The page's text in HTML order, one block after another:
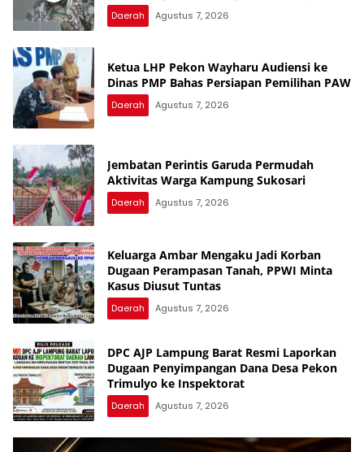
Daerah Agustus 7, 2026
Ketua LHP Pekon Wayharu Audiensi ke
Dinas PMP Bahas Persiapan Pemilihan PAW
Daerah Agustus 7, 2026
Jembatan Perintis Garuda Permudah
Aktivitas Warga Kampung Sukosari
Daerah Agustus 7, 2026
Keluarga Ambar Mengaku Jadi Korban
Dugaan Perampasan Tanah, PPWI Minta
Kasus Diusut Tuntas
Daerah Agustus 7, 2026
DPC AJP Lampung Barat Resmi Laporkan
Dugaan Penyimpangan Dana Desa Pekon
Trimulyo ke Inspektorat
Daerah Agustus 7, 2026